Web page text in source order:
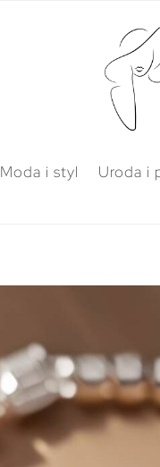
Moda i styl Uroda i